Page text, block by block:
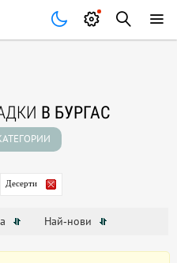
В БУРГАС
Десерти
Най-нови